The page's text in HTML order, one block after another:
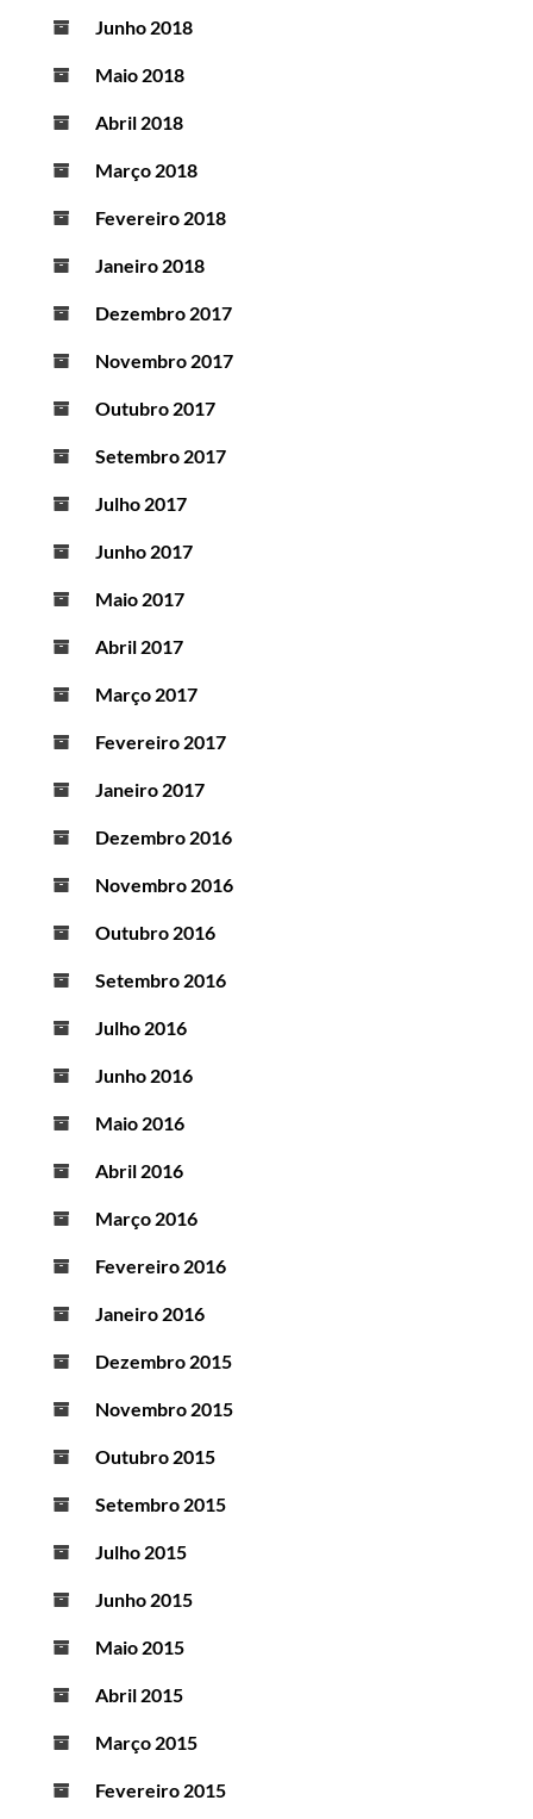
Junho 2018
Maio 2018
Abril 2018
Março 2018
Fevereiro 2018
Janeiro 2018
Dezembro 2017
Novembro 2017
Outubro 2017
Setembro 2017
Julho 2017
Junho 2017
Maio 2017
Abril 2017
Março 2017
Fevereiro 2017
Janeiro 2017
Dezembro 2016
Novembro 2016
Outubro 2016
Setembro 2016
Julho 2016
Junho 2016
Maio 2016
Abril 2016
Março 2016
Fevereiro 2016
Janeiro 2016
Dezembro 2015
Novembro 2015
Outubro 2015
Setembro 2015
Julho 2015
Junho 2015
Maio 2015
Abril 2015
Março 2015
Fevereiro 2015